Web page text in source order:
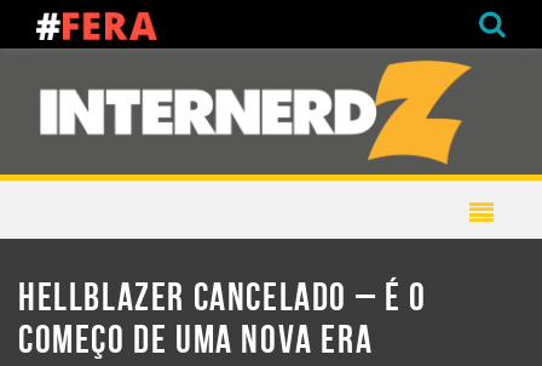
HELLBLAZER CANCELADO – É O
COMEÇO DE UMA NOVA ERA